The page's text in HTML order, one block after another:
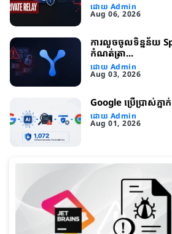
ដោយ Admin
Aug 06, 2026
ការលួចចូលទិន្នន័យ
កំណត់ត្រា...
ដោយ Admin
Aug 03, 2026
Google ប្រើប្រាស់ភ្នា
ដោយ Admin
Aug 01, 2026